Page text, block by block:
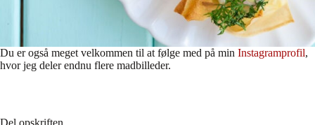
Du er også meget velkommen til at følge med på min Instagramprofil,
hvor jeg deler endnu flere madbilleder.
Del opskriften